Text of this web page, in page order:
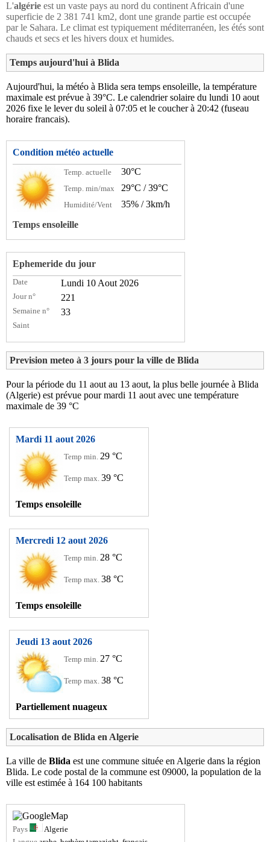
L'algérie est un vaste pays au nord du continent Africain d'une
superficie de 2 381 741 km2, dont une grande partie est occupée
par le Sahara. Le climat est typiquement méditerranéen, les étés sont
chauds et secs et les hivers doux et humides.
Temps aujourd'hui à Blida
Aujourd'hui, la météo à Blida sera temps ensoleille, la température
maximale est prévue à 39°C. Le calendrier solaire du lundi 10 aout
2026 fixe le lever du soleil à 07:05 et le coucher à 20:42 (fuseau
horaire francais).
Condition météo actuelle
Temp. actuelle 30°C
Temp. min/max 29°C / 39°C
Humidité/Vent
35% / 3km/h
Temps ensoleille
Ephemeride du jour
Date Lundi 10 Aout 2026
Jour n° 221
Semaine n° 33
Saint
Prevision meteo à 3 jours pour la ville de Blida
Pour la période du 11 aout au 13 aout, la plus belle journée à Blida
(Algerie) est prévue pour mardi 11 aout avec une température
maximale de 39 °C
Mardi 11 aout 2026
Temp min. 29 °C
Temp max. 39 °C
Temps ensoleille
Mercredi 12 aout 2026
Temp min. 28 °C
Temp max. 38 °C
Temps ensoleille
Jeudi 13 aout 2026
Temp min. 27 °C
Temp max. 38 °C
Partiellement nuageux
Localisation de Blida en Algerie
La ville de Blida est une commune située en Algerie dans la région
Blida. Le code postal de la commune est 09000, la population de la
ville est estimée à 164 100 habitants
Pays
Algerie